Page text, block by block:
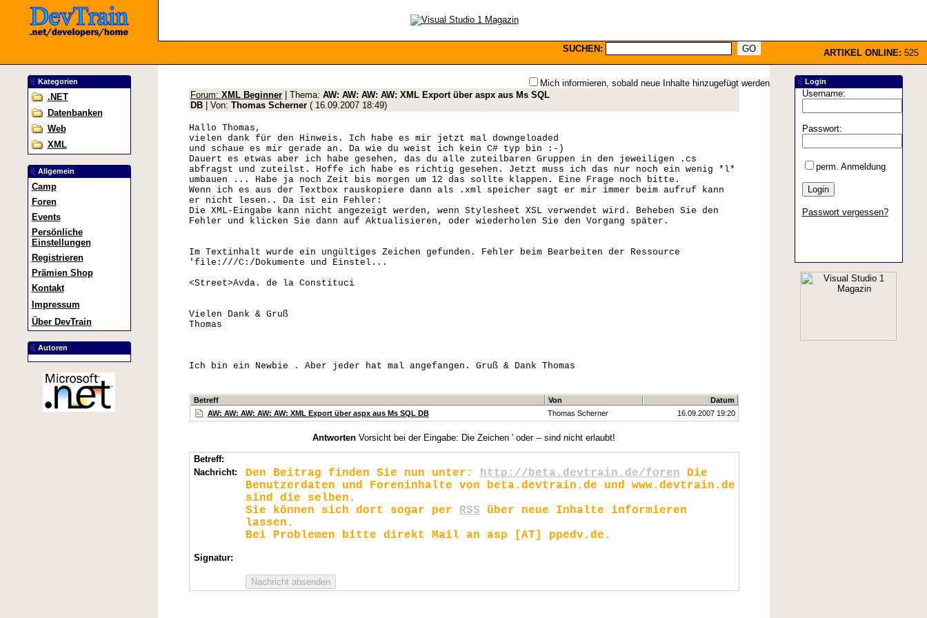
SUCHEN: ARTIKEL ONLINE: 525
Kategorien
.NET
Datenbanken
Web
XML
Allgemein
Camp
Foren
Events
Persönliche
Einstellungen
Registrieren
Prämien Shop
Kontakt
Impressum
Über DevTrain
Autoren
Mich informieren, sobald neue Inhalte hinzugefügt werden
Forum: XML Beginner| Thema: AW: AW: AW: AW: XML Export über aspx aus Ms SQL
DB
| Von: Thomas Scherner( 16.09.2007 18:49)
Hallo Thomas,
vielen dank für den Hinweis. Ich habe es mir jetzt mal downgeloaded
und schaue es mir gerade an. Da wie du weist ich kein C# typ bin :-)
Dauert es etwas aber ich habe gesehen, das du alle zuteilbaren Gruppen in den jeweiligen .cs
abfragst und zuteilst. Hoffe ich habe es richtig gesehen. Jetzt muss ich das nur noch ein wenig *l*
umbauen ... Habe ja noch Zeit bis morgen um 12 das sollte klappen. Eine Frage noch bitte.
Wenn ich es aus der Textbox rauskopiere dann als .xml speicher sagt er mir immer beim aufruf kann
er nicht lesen.. Da ist ein Fehler:
Die XML-Eingabe kann nicht angezeigt werden, wenn Stylesheet XSL verwendet wird. Beheben Sie den
Fehler und klicken Sie dann auf Aktualisieren, oder wiederholen Sie den Vorgang später.
Im Textinhalt wurde ein ungültiges Zeichen gefunden. Fehler beim Bearbeiten der Ressource
'file:///C:/Dokumente und Einstel...
<Street>Avda. de la Constituci
Vielen Dank & Gruß
Thomas
Ich bin ein Newbie . Aber jeder hat mal angefangen. Gruß & Dank Thomas
Betreff Von
Datum
AW: AW: AW: AW: AW: XML Export über aspx aus Ms SQL DB
Thomas Scherner 16.09.2007 19:20
Antworten Vorsicht bei der Eingabe: Die Zeichen ' oder -- sind nicht erlaubt!
Betreff:
Nachricht:
Den Beitrag finden Sie nun unter: http://beta.devtrain.de/foren Die
Benutzerdaten und Foreninhalte von beta.devtrain.de und www.devtrain.de
sind die selben.
Sie können sich dort sogar per RSS über neue Inhalte informieren
lassen.
Bei Problemen bitte direkt Mail an asp [AT] ppedv.de.
Signatur:
Login
Username:
Passwort:
perm. Anmeldung
Passwort vergessen?